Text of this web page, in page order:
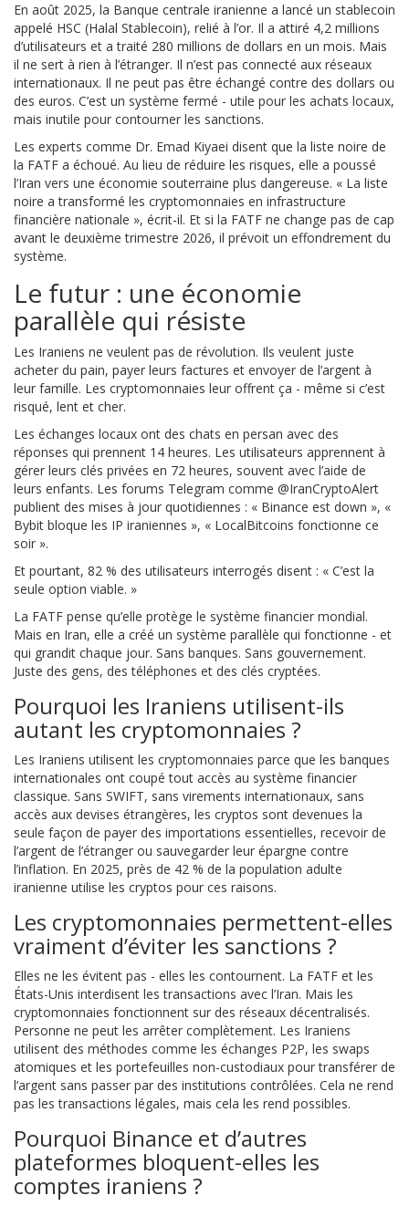
En août 2025, la Banque centrale iranienne a lancé un stablecoin
appelé HSC (Halal Stablecoin), relié à l’or. Il a attiré 4,2 millions
d’utilisateurs et a traité 280 millions de dollars en un mois. Mais
il ne sert à rien à l’étranger. Il n’est pas connecté aux réseaux
internationaux. Il ne peut pas être échangé contre des dollars ou
des euros. C’est un système fermé - utile pour les achats locaux,
mais inutile pour contourner les sanctions.
Les experts comme Dr. Emad Kiyaei disent que la liste noire de
la FATF a échoué. Au lieu de réduire les risques, elle a poussé
l’Iran vers une économie souterraine plus dangereuse. « La liste
noire a transformé les cryptomonnaies en infrastructure
financière nationale », écrit-il. Et si la FATF ne change pas de cap
avant le deuxième trimestre 2026, il prévoit un effondrement du
système.
Le futur : une économie
parallèle qui résiste
Les Iraniens ne veulent pas de révolution. Ils veulent juste
acheter du pain, payer leurs factures et envoyer de l’argent à
leur famille. Les cryptomonnaies leur offrent ça - même si c’est
risqué, lent et cher.
Les échanges locaux ont des chats en persan avec des
réponses qui prennent 14 heures. Les utilisateurs apprennent à
gérer leurs clés privées en 72 heures, souvent avec l’aide de
leurs enfants. Les forums Telegram comme @IranCryptoAlert
publient des mises à jour quotidiennes : « Binance est down », «
Bybit bloque les IP iraniennes », « LocalBitcoins fonctionne ce
soir ».
Et pourtant, 82 % des utilisateurs interrogés disent : « C’est la
seule option viable. »
La FATF pense qu’elle protège le système financier mondial.
Mais en Iran, elle a créé un système parallèle qui fonctionne - et
qui grandit chaque jour. Sans banques. Sans gouvernement.
Juste des gens, des téléphones et des clés cryptées.
Pourquoi les Iraniens utilisent-ils
autant les cryptomonnaies ?
Les Iraniens utilisent les cryptomonnaies parce que les banques
internationales ont coupé tout accès au système financier
classique. Sans SWIFT, sans virements internationaux, sans
accès aux devises étrangères, les cryptos sont devenues la
seule façon de payer des importations essentielles, recevoir de
l’argent de l’étranger ou sauvegarder leur épargne contre
l’inflation. En 2025, près de 42 % de la population adulte
iranienne utilise les cryptos pour ces raisons.
Les cryptomonnaies permettent-elles
vraiment d’éviter les sanctions ?
Elles ne les évitent pas - elles les contournent. La FATF et les
États-Unis interdisent les transactions avec l’Iran. Mais les
cryptomonnaies fonctionnent sur des réseaux décentralisés.
Personne ne peut les arrêter complètement. Les Iraniens
utilisent des méthodes comme les échanges P2P, les swaps
atomiques et les portefeuilles non-custodiaux pour transférer de
l’argent sans passer par des institutions contrôlées. Cela ne rend
pas les transactions légales, mais cela les rend possibles.
Pourquoi Binance et d’autres
plateformes bloquent-elles les
comptes iraniens ?